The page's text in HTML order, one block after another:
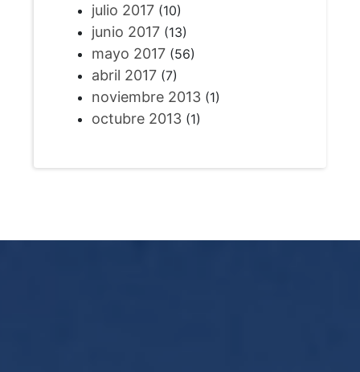
julio 2017(10)
junio 2017(13)
mayo 2017(56)
abril 2017(7)
noviembre 2013(1)
octubre 2013(1)